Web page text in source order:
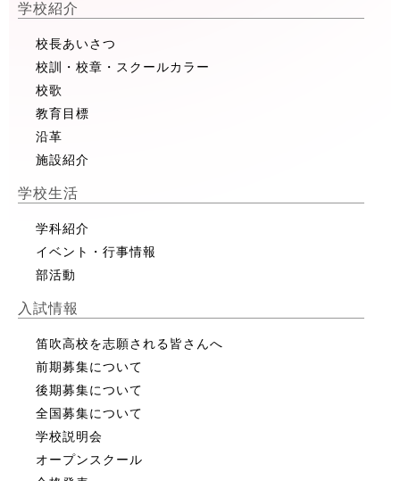
学校紹介
校長あいさつ
校訓・校章・スクールカラー
校歌
教育目標
沿革
施設紹介
学校生活
学科紹介
イベント・行事情報
部活動
入試情報
笛吹高校を志願される皆さんへ
前期募集について
後期募集について
全国募集について
学校説明会
オープンスクール